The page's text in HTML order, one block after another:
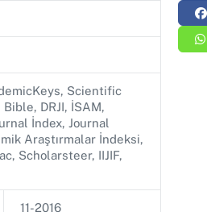
Scientific
DRJI, İSAM,
İndex, Journal
Araştırmalar İndeksi,
Scholarsteer, IIJIF,
11-2016